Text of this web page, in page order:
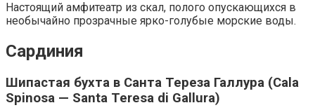
Настоящий амфитеатр из скал, полого опускающихся в
необычайно прозрачные ярко-голубые морские воды.
Сардиния
Шипастая бухта в Санта Тереза Галлура (Cala
Spinosa — Santa Teresa di Gallura)